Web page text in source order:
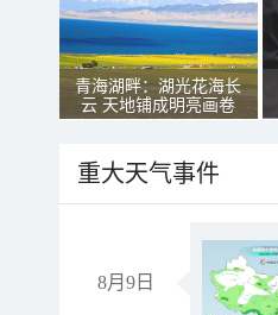
青海湖畔：湖光花海长
云 天地铺成明亮画卷
重大天气事件
8月9日